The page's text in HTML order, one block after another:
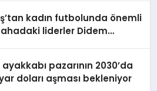
kadın futbolunda önemli
liderler Didem
pazarının 2030’da
doları aşması bekleniyor